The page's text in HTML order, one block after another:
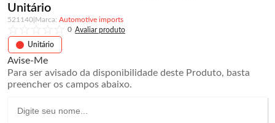
Unitário
521140
Automotive imports
0
Unitário
Avise-Me
Para ser avisado da disponibilidade deste Produto, basta
preencher os campos abaixo.